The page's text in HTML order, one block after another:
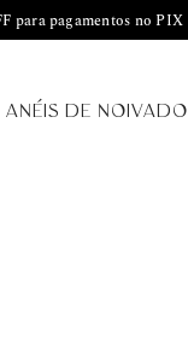
para pagamentos no PIX
ANÉIS DE NOIVADO